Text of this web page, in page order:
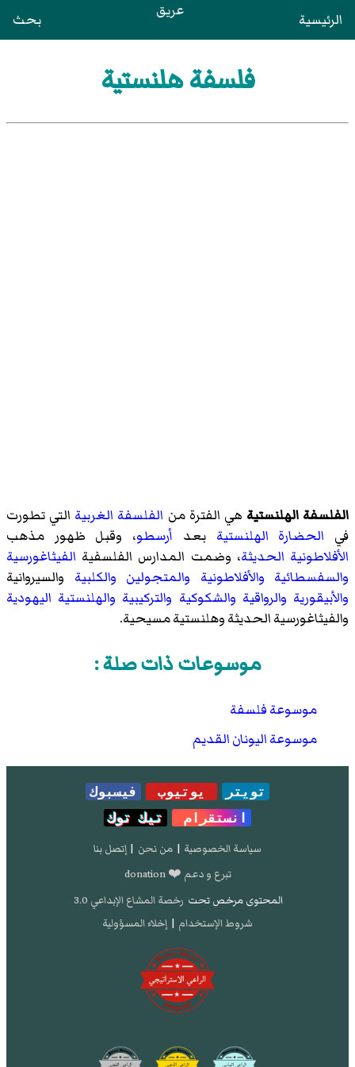
الرئيسية عريق بحث
فلسفة هلنستية
الفلسفة الهلنستية هي الفترة من الفلسفة الغربية التي تطورت
في الحضارة الهلنستية بعد أرسطو، وقبل ظهور مذهب
الأفلاطونية الحديثة، وضمت المدارس الفلسفية الفيثاغورسية
والسفسطائية والأفلاطونية والمتجولين والكلبية والسيروانية
والأبيقورية والرواقية والشكوكية والتركيبية والهلنستية اليهودية
والفيثاغورسية الحديثةوهلنستية مسيحية.
موسوعات ذات صلة :
موسوعة فلسفة
موسوعة اليونان القديم
تويتر يوتيوب
فيسبوك
انستقرام
تيك توك
سياسة الخصوصية | من نحن | إتصل بنا
تبرع و دعم ❤️ donation
المحتوى مرخص تحت رخصة المشاع الإبداعي 3.0
شروط الإستخدام | إخلاء المسؤولية